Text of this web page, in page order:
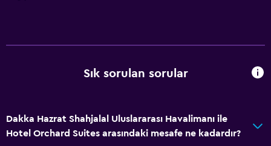
Sık sorulan sorular
Dakka Hazrat Shahjalal Uluslararası Havalimanı ile
Hotel Orchard Suites arasındaki mesafe ne kadardır?